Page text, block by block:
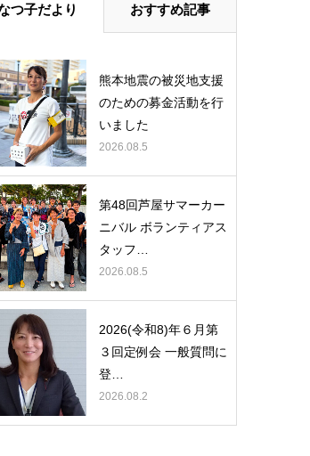
つ子だより おすすめ記事
熊本地震の被災地支援
のための募金活動を行
いました
2026.08.5
第48回芦屋サマーカー
ニバル ボランティアス
タッフ…
2026.08.5
2026(令和8)年６月第
３回定例会 一般質問に
登…
2026.08.2